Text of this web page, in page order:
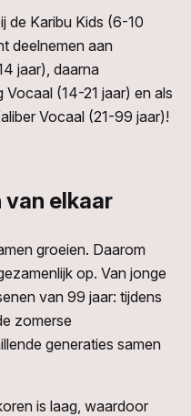
de Karibu Kids (6-10
deelnemen aan
jaar), daarna
(14-21 jaar) en als
Vocaal (21-99 jaar)!
van elkaar
groeien. Daarom
op. Van jonge
van 99 jaar: tijdens
zomerse
generaties samen
is laag, waardoor